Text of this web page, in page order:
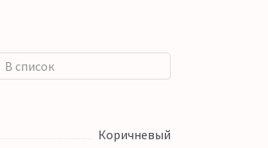
В список
Коричневый